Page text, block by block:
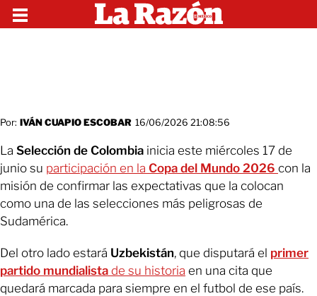
Por: IVÁN CUAPIO ESCOBAR 16/06/2026 21:08:56
La Selección de Colombia inicia este miércoles 17 de
junio su participación en la Copa del Mundo 2026 con la
misión de confirmar las expectativas que la colocan
como una de las selecciones más peligrosas de
Sudamérica.
Del otro lado estará Uzbekistán, que disputará el primer
partido mundialista de su historia en una cita que
quedará marcada para siempre en el futbol de ese país.